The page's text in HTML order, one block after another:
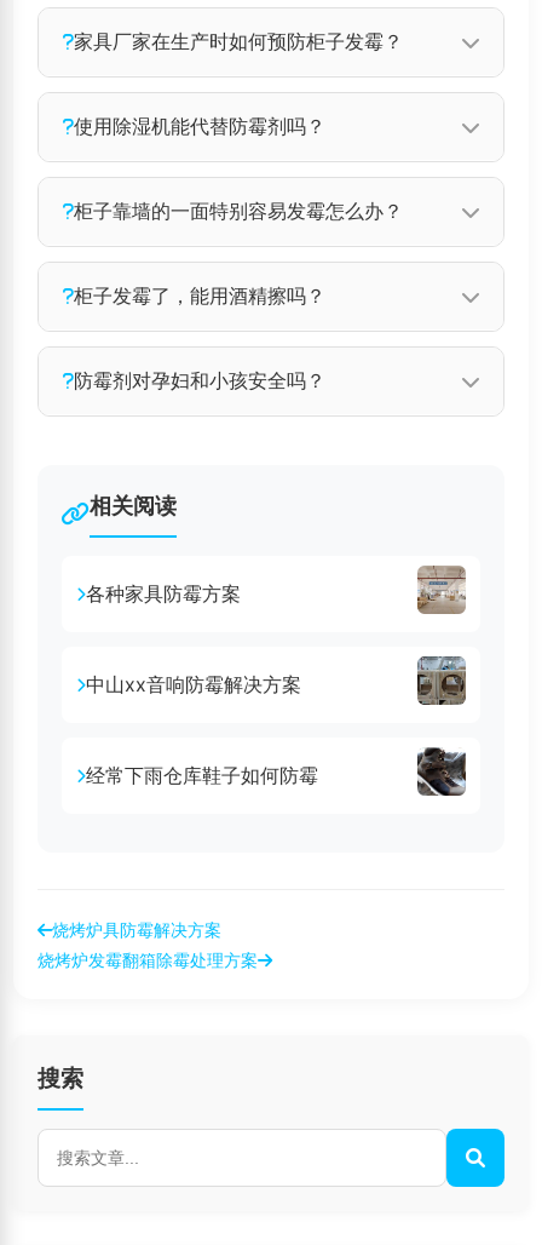
本方案为预防措施。若柜子已发霉，应先使用
iHeir-Clean 清洁剂彻底擦拭霉斑，晾干后再按
理。严重发霉的板材建议更换。
家具厂家在生产时如何预防柜子发霉？
可在板材封边胶（热熔胶）中添加1-2%的热熔胶
防霉剂，防止封边处霉变；成品组装前喷涂
我司可提供定制方案。
使用除湿机能代替防霉剂吗？
不能完全代替。除湿机只能降低环境湿度，无法
杀灭已存在的霉菌孢子。防霉剂能主动抑制霉菌
柜子靠墙的一面特别容易发霉怎么办？
建议在柜子背板与墙壁之间留出2-3cm空隙，保
持空气流通；或在背板外侧涂刷一层防水涂料，
咨询或定制防霉方案，请联系艾浩尔防霉团队：
137 1032 9596
柜子发霉了，能用酒精擦吗？
不建议。酒精可能破坏板材表面的漆膜或封边，
建议使用专用的 iHeir-Clean 除霉清洁剂。
防霉剂对孕妇和小孩安全吗？
但喷涂时建议戴手套和口罩，保持通风。
相关阅读
各种家具防霉方案
中山xx音响防霉解决方案
经常下雨仓库鞋子如何防霉
烧烤炉具防霉解决方案
烧烤炉发霉翻箱除霉处理方案
搜索